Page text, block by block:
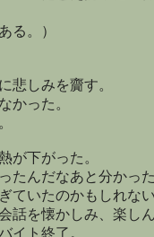
る。）
悲しみを齎す。
かった。
が下がった。
たんだなあと分かっ
ていたのかもしれな
話を懐かしみ、楽し
イト終了。